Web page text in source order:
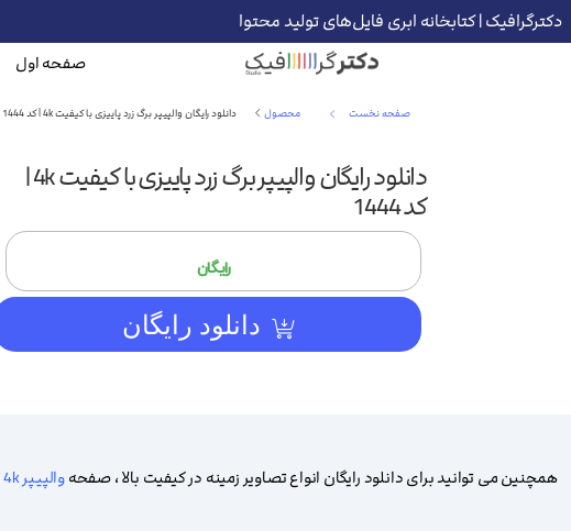
دکترگرافیک | کتابخانه ابری فایل‌های تولید محتوا
صفحه اول
صفحه نخست محصول دانلود رایگان والپیپر برگ زرد پاییزی با کیفیت 4k | کد 1444
دانلود رایگان والپیپر برگ زرد پاییزی با کیفیت 4k |
کد 1444
رایگان
دانلود رایگان
همچنین می توانید برای دانلود رایگان انواع تصاویر زمینه در کیفیت بالا ، صفحهوالپیپر 4k